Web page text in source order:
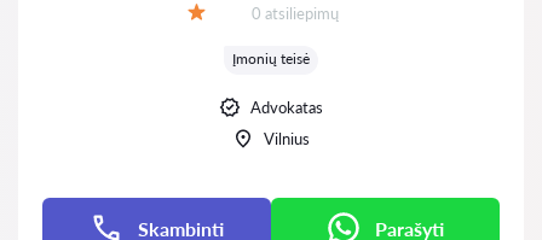
Atsiliepimų:
0 atsiliepimų
Įmonių teisė
Advokatas
Vilnius
Skambinti Parašyti